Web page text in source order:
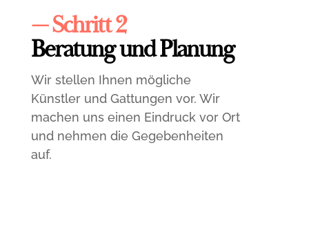
— Schritt 2
Beratung und Planung
Wir stellen Ihnen mögliche
Künstler und Gattungen vor. Wir
machen uns einen Eindruck vor Ort
und nehmen die Gegebenheiten
auf.